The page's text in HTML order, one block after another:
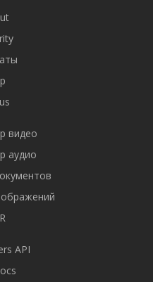
видео
аудио
API